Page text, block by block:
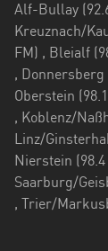
Alf-Bullay
Kreuznach/
FM) , Bleialf
, Donnersberg
Oberstein
, Koblenz/
Linz/
Nierstein
Saarburg/
, Trier/